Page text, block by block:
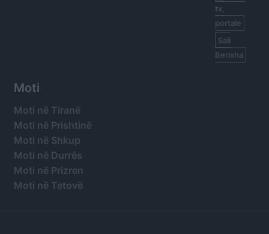
tv,
portale
Sali
Berisha
Moti
Moti në Tiranë
Moti në Prishtinë
Moti në Shkup
Moti në Durrës
Moti në Prizren
Moti në Tetovë